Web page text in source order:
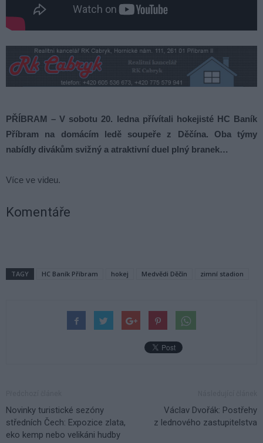
PŘÍBRAM –V sobotu 20. ledna přívítali hokejisté HC Baník
Příbram na domácím ledě soupeře z Děčína. Oba týmy
nabídly divákům svižný a atraktivní duel plný branek…
Více ve videu.
Komentáře
TAGY HC Baník Příbram hokej Medvědi Děčín zimní stadion
Novinky turistické sezóny
středních Čech: Expozice zlata,
eko kemp nebo velikáni hudby
Václav Dvořák: Postřehy
z lednového zastupitelstva